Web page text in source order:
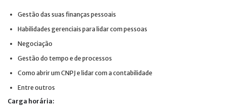
Gestão das suas finanças pessoais
Habilidades gerenciais para lidar com pessoas
Negociação
Gestão do tempo e de processos
Como abrir um CNPJ e lidar com a contabilidade
Entre outros
Carga horária: